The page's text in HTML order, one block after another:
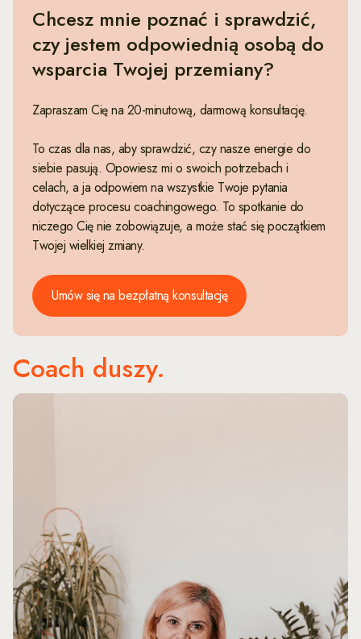
Chcesz mnie poznać i sprawdzić,
czy jestem odpowiednią osobą do
wsparcia Twojej przemiany?
Zapraszam Cię na 20-minutową, darmową konsultację.
To czas dla nas, aby sprawdzić, czy nasze energie do
siebie pasują. Opowiesz mi o swoich potrzebach i
celach, a ja odpowiem na wszystkie Twoje pytania
dotyczące procesu coachingowego. To spotkanie do
niczego Cię nie zobowiązuje, a może stać się początkiem
Twojej wielkiej zmiany.
Umów się na bezpłatną konsultację
Coach duszy.